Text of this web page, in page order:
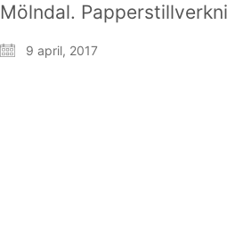
Mölndal.
9 april, 2017